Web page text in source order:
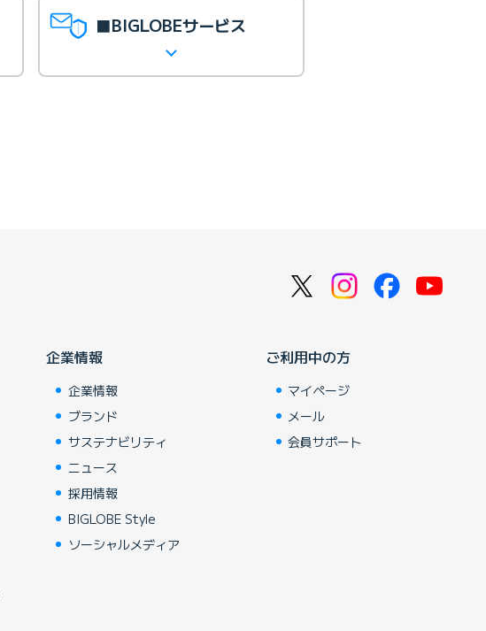
■BIGLOBEサービス
企業情報
企業情報
ブランド
サステナビリティ
ニュース
採用情報
BIGLOBE Style
ソーシャルメディア
ご利用中の方
マイページ
メール
会員サポート